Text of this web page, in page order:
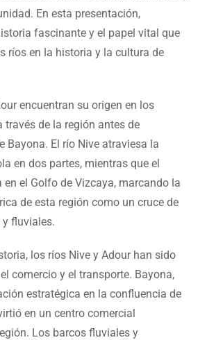
En esta presentación,
fascinante y el papel vital que
ríos en la historia y la cultura de
encuentran su origen en los
través de la región antes de
Bayona. El río Nive atraviesa la
en dos partes, mientras que el
en el Golfo de Vizcaya, marcando la
de esta región como un cruce de
fluviales.
los ríos Nive y Adour han sido
comercio y el transporte. Bayona,
estratégica en la confluencia de
en un centro comercial
Los barcos fluviales y